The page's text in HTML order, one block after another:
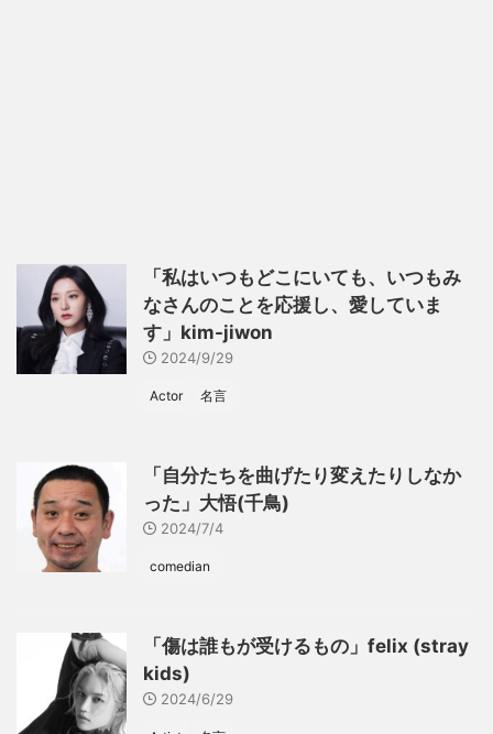
「私はいつもどこにいても、いつもみ
なさんのことを応援し、愛していま
す」kim-jiwon
2024/9/29
Actor 名言
「自分たちを曲げたり変えたりしなか
った」大悟(千鳥)
2024/7/4
comedian
「傷は誰もが受けるもの」felix (stray
kids)
2024/6/29